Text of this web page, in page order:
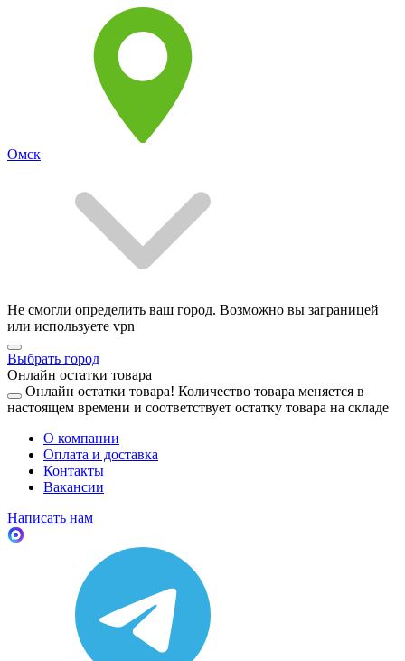
Омск
Не смогли определить ваш город. Возможно вы заграницей
или используете vpn
Выбрать город
Онлайн остатки товара
Онлайн остатки товара! Количество товара меняется в
настоящем времени и соответствует остатку товара на складе
О компании
Оплата и доставка
Контакты
Вакансии
Написать нам